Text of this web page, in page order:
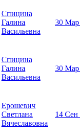
Спицина
Галина
Васильевна
30 Мар
Спицина
Галина
Васильевна
30 Мар
Ерошевич
Светлана
Вячеславовна
14 Сен